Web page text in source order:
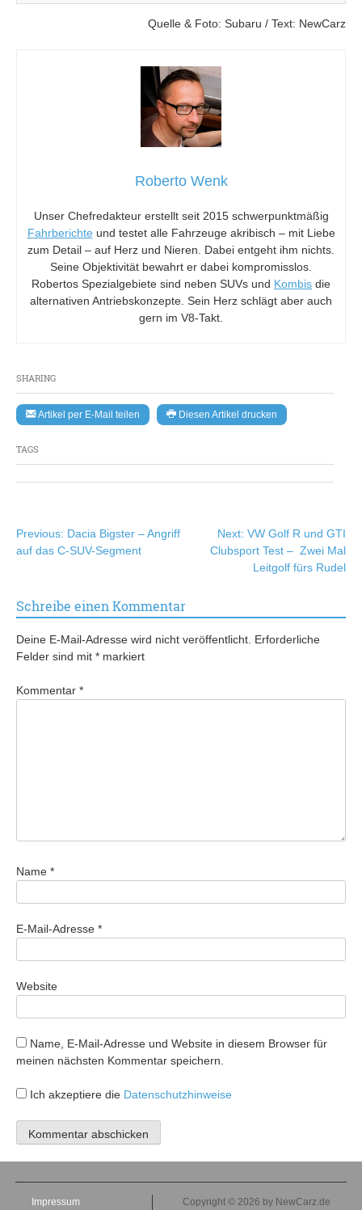
SHARING
Artikel per E-Mail teilen Diesen Artikel drucken
TAGS
Quelle & Foto: Subaru / Text: NewCarz
Roberto Wenk
Unser Chefredakteur erstellt seit 2015 schwerpunktmäßig
Fahrberichte und testet alle Fahrzeuge akribisch – mit Liebe
zum Detail – auf Herz und Nieren. Dabei entgeht ihm nichts.
Seine Objektivität bewahrt er dabei kompromisslos.
Robertos Spezialgebiete sind neben SUVs und Kombis die
alternativen Antriebskonzepte. Sein Herz schlägt aber auch
gern im V8-Takt.
Beitragsnavigation
Previous: Dacia Bigster – Angriff
auf das C-SUV-Segment
Next: VW Golf R und GTI
Clubsport Test – Zwei Mal
Leitgolf fürs Rudel
Schreibe einen Kommentar
Deine E-Mail-Adresse wird nicht veröffentlicht. Erforderliche
Felder sind mit * markiert
Kommentar *
Name *
E-Mail-Adresse *
Website
Name, E-Mail-Adresse und Website in diesem Browser für
meinen nächsten Kommentar speichern.
Ich akzeptiere die Datenschutzhinweise
Impressum Copyright © 2026 by NewCarz.de